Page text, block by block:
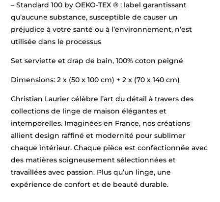
– Standard 100 by OEKO-TEX ® : label garantissant
qu’aucune substance, susceptible de causer un
préjudice à votre santé ou à l’environnement, n’est
utilisée dans le processus
Set serviette et drap de bain, 100% coton peigné
Dimensions: 2 x (50 x 100 cm) + 2 x (70 x 140 cm)
Christian Laurier célèbre l’art du détail à travers des
collections de linge de maison élégantes et
intemporelles. Imaginées en France, nos créations
allient design raffiné et modernité pour sublimer
chaque intérieur. Chaque pièce est confectionnée avec
des matières soigneusement sélectionnées et
travaillées avec passion. Plus qu’un linge, une
expérience de confort et de beauté durable.